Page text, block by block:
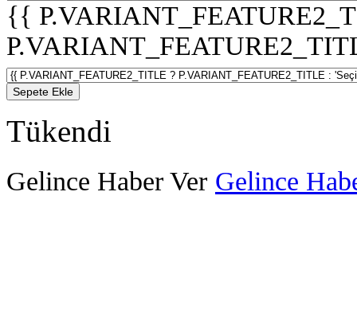
{{
Sepete Ekle
Tükendi
Gelince Haber Ver Gelince